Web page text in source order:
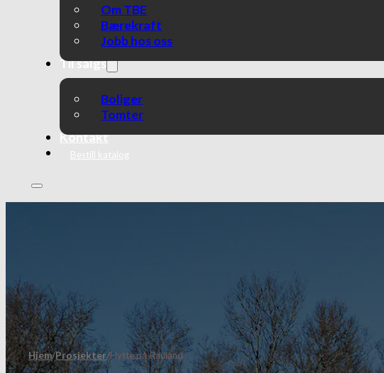
Om TBE
Bærekraft
Jobb hos oss
Til salgs
Boliger
Tomter
Kontakt
Bestill katalog
Hjem/Prosjekter/Hytte på Rauland